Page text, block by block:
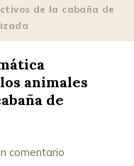
de la cabaña de
animales
de
comentario